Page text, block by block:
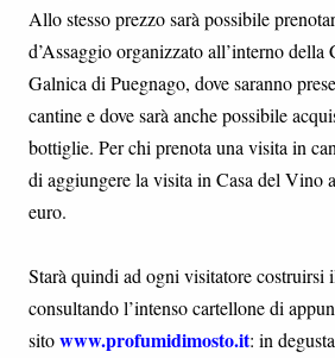
Allo stesso prezzo sarà possibile
d’Assaggio organizzato all’interno
Galnica di Puegnago, dove saranno
cantine e dove sarà anche possibile
bottiglie. Per chi prenota una visita in
di aggiungere la visita in Casa del Vino
euro.
Starà quindi ad ogni visitatore
consultando l’intenso cartellone di
sitowww.profumidimosto.it: in